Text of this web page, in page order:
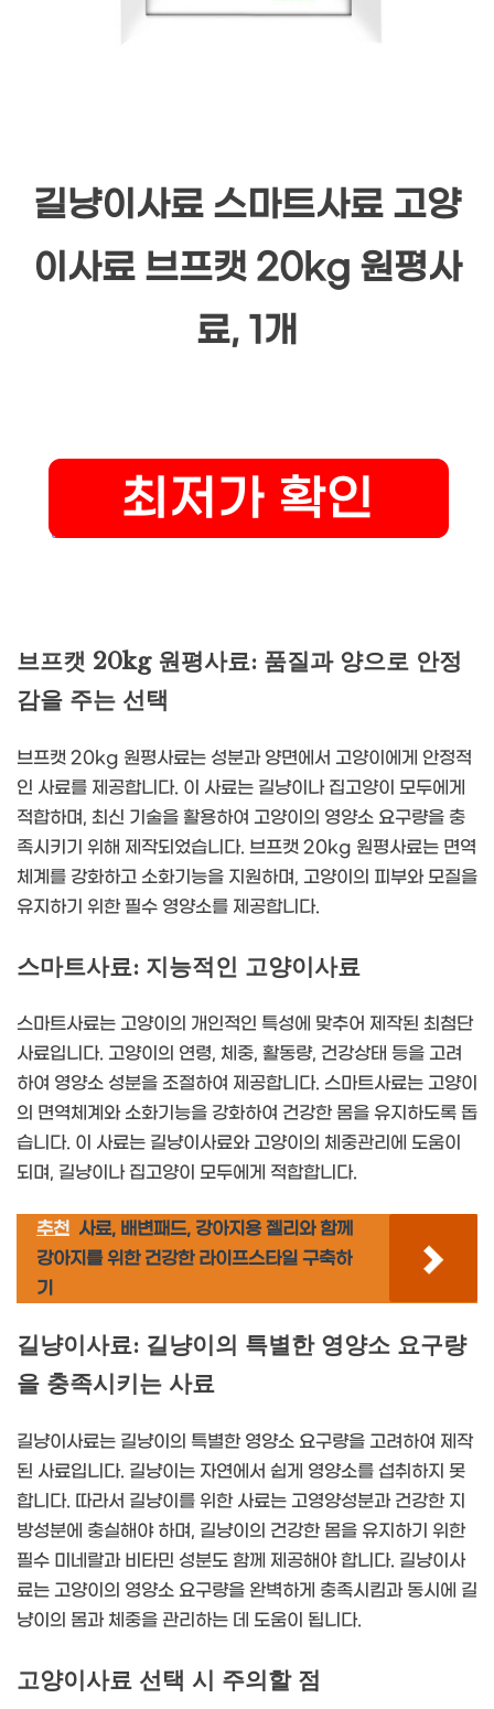
길냥이사료 스마트사료 고양
이사료 브프캣 20kg 원평사
료, 1개
브프캣 20kg 원평사료: 품질과 양으로 안정
감을 주는 선택
브프캣 20kg 원평사료는 성분과 양면에서 고양이에게 안정적
인 사료를 제공합니다. 이 사료는 길냥이나 집고양이 모두에게
적합하며, 최신 기술을 활용하여 고양이의 영양소 요구량을 충
족시키기 위해 제작되었습니다. 브프캣 20kg 원평사료는 면역
체계를 강화하고 소화기능을 지원하며, 고양이의 피부와 모질을
유지하기 위한 필수 영양소를 제공합니다.
스마트사료: 지능적인 고양이사료
스마트사료는 고양이의 개인적인 특성에 맞추어 제작된 최첨단
사료입니다. 고양이의 연령, 체중, 활동량, 건강상태 등을 고려
하여 영양소 성분을 조절하여 제공합니다. 스마트사료는 고양이
의 면역체계와 소화기능을 강화하여 건강한 몸을 유지하도록 돕
습니다. 이 사료는 길냥이사료와 고양이의 체중관리에 도움이
되며, 길냥이나 집고양이 모두에게 적합합니다.
추천 사료, 배변패드, 강아지용 젤리와 함께
강아지를 위한 건강한 라이프스타일 구축하
기
길냥이사료: 길냥이의 특별한 영양소 요구량
을 충족시키는 사료
길냥이사료는 길냥이의 특별한 영양소 요구량을 고려하여 제작
된 사료입니다. 길냥이는 자연에서 쉽게 영양소를 섭취하지 못
합니다. 따라서 길냥이를 위한 사료는 고영양성분과 건강한 지
방성분에 충실해야 하며, 길냥이의 건강한 몸을 유지하기 위한
필수 미네랄과 비타민 성분도 함께 제공해야 합니다. 길냥이사
료는 고양이의 영양소 요구량을 완벽하게 충족시킴과 동시에 길
냥이의 몸과 체중을 관리하는 데 도움이 됩니다.
고양이사료 선택 시 주의할 점